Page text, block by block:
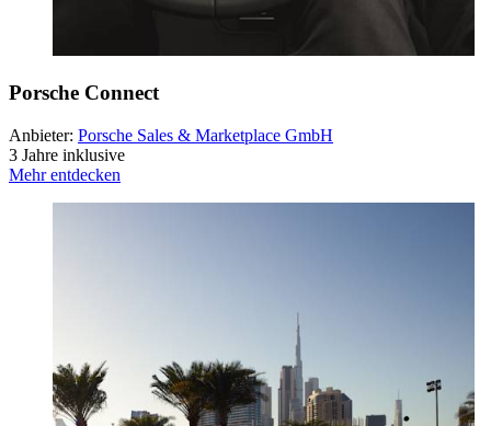
Porsche Connect
Anbieter: Porsche Sales & Marketplace GmbH
3 Jahre inklusive
Mehr entdecken